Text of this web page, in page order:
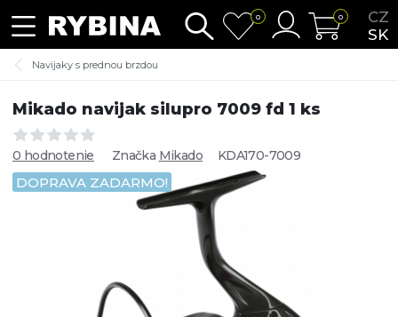
CZ
SK
0 0
Navijaky s prednou brzdou
Mikado navijak silupro 7009 fd 1 ks
0 hodnotenie Značka Mikado KDA170-7009
DOPRAVA ZADARMO!